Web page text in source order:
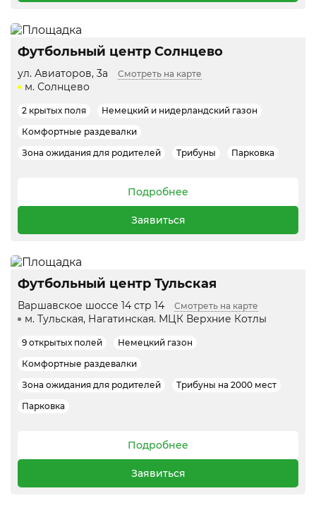
Футбольный центр Солнцево
ул. Авиаторов, 3а Смотреть на карте
м. Солнцево
2 крытых поля
Немецкий и нидерландский газон
Комфортные раздевалки
Зона ожидания для родителей
Трибуны Парковка
Подробнее
Заявиться
Футбольный центр Тульская
Варшавское шоссе 14 стр 14 Смотреть на карте
м. Тульская, Нагатинская. МЦК Верхние Котлы
9 открытых полей
Немецкий газон
Комфортные раздевалки
Зона ожидания для родителей
Трибуны на 2000 мест
Парковка
Подробнее
Заявиться